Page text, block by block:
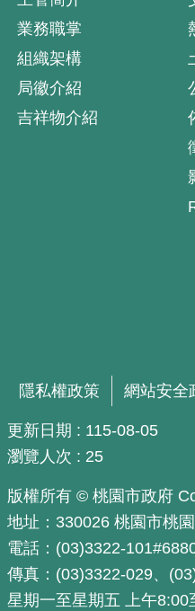
業務職掌
組織架構
局徽介紹
吉祥物介紹
隱私權政策 網站安全
更新日期
115-08-05
瀏覽人次
25
版權所有 © 桃園市政府
地址：330026 桃園市桃
電話：(03)3322-
傳真：(03)3322-029、
星期一至星期五 上午